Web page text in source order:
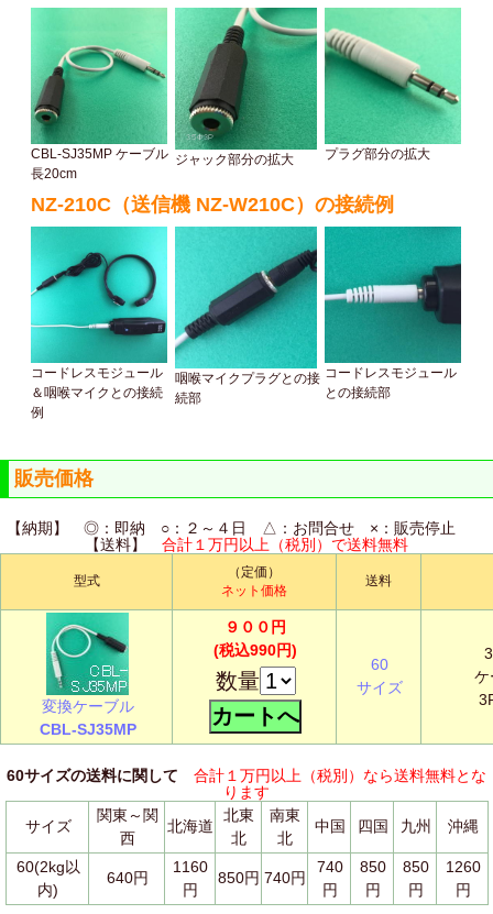
CBL-SJ35MP ケーブル
長20cm
ジャック部分の拡大 プラグ部分の拡大
NZ-210C（送信機 NZ-W210C）の接続例
コードレスモジュール
＆咽喉マイクとの接続
例
咽喉マイクプラグとの接
続部
コードレスモジュール
との接続部
販売価格
【納期】 ◎：即納 ○：２～４日 △：お問合せ ×：販売停止
【送料】 合計１万円以上（税別）で送料無料
型式
（定価）
ネット価格
送料
変換ケーブル
CBL-SJ35MP
９００円
(税込990円)
数量
60
サイズ
ケ
60サイズの送料に関して
合計１万円以上（税別）なら送料無料とな
ります
サイズ
関東～関
西
北海道
北東
北
南東
北
中国 四国 九州 沖縄
60(2kg以
内)
640円
1160
円
850円 740円
740
円
850
円
850
円
1260
円